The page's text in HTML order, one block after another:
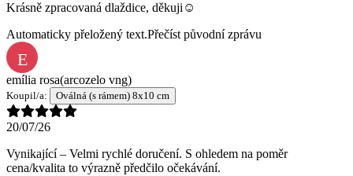
Krásně zpracovaná dlaždice, děkuji☺️
Automaticky přeložený text.Přečíst původní zprávu
E
emília rosa(arcozelo vng)
Koupil/a: Oválná (s rámem) 8x10 cm
20/07/26
Vynikající – Velmi rychlé doručení. S ohledem na poměr
cena/kvalita to výrazně předčilo očekávání.